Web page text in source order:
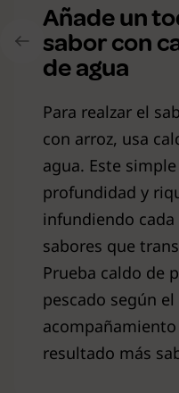
Añade un
sabor con
de agua
Para realzar el
con arroz, usa
agua. Este
profundidad y
infundiendo
sabores que
Prueba caldo de
pescado según el
resultado más